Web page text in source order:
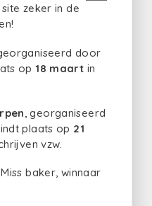
zeker in de
door
op18 maart in
, georganiseerd
plaats op 21
vzw.
baker, winnaar